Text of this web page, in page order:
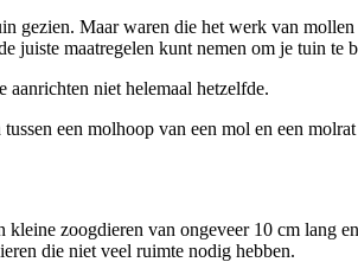
gezien. Maar waren die het werk van
juiste maatregelen kunt nemen om je tuin te
niet helemaal hetzelfde.
een molhoop van een mol en een
zoogdieren van ongeveer 10 cm lang
die niet veel ruimte nodig hebben.